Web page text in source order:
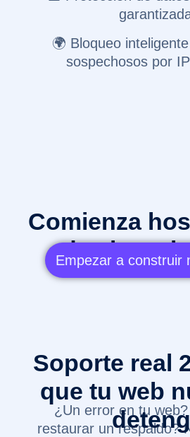
🌍 Bloqueo
sospechosos por
Comienza
de alta
Empezar a construir
Soporte real
que tu web
¿Un error en tu
restaurar un respaldo?